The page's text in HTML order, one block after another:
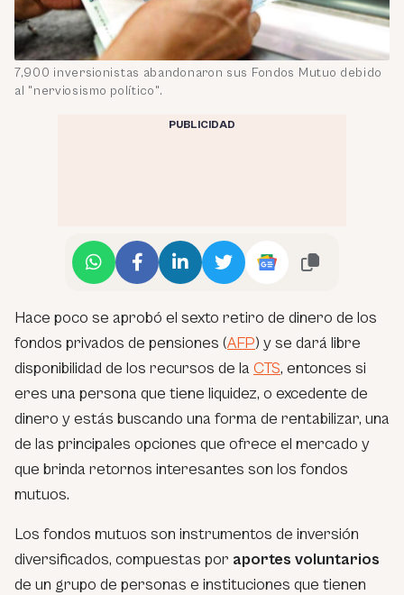
7,900 inversionistas abandonaron sus Fondos Mutuo debido
al "nerviosismo político".
PUBLICIDAD
Hace poco se aprobó el sexto retiro de dinero de los
fondos privados de pensiones (AFP) y se dará libre
disponibilidad de los recursos de la CTS, entonces si
eres una persona que tiene liquidez, o excedente de
dinero y estás buscando una forma de rentabilizar, una
de las principales opciones que ofrece el mercado y
que brinda retornos interesantes son los fondos
mutuos.
Los fondos mutuos son instrumentos de inversión
diversificados, compuestas por aportes voluntarios
de un grupo de personas e instituciones que tienen